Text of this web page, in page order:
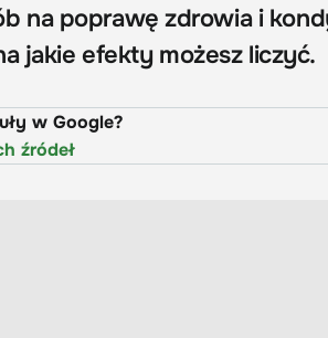
na poprawę zdrowia i
jakie efekty możesz liczyć.
w Google?
źródeł